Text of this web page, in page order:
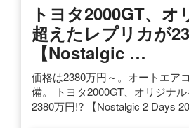
トヨタ2000GT、オ
超えたレプリカが
【Nostalgic …
価格は2380万円～。オートエア
備。 トヨタ2000GT、オリジナ
2380万円!? 【Nostalgic 2 Days